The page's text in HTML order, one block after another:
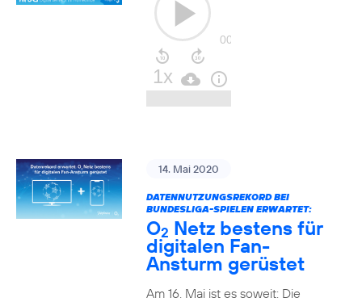
14. Mai 2020
DATENNUTZUNGSREKORD BEI
BUNDESLIGA-SPIELEN ERWARTET:
O2 Netz bestens für
digitalen Fan-
Ansturm gerüstet
Am 16. Mai ist es soweit: Die